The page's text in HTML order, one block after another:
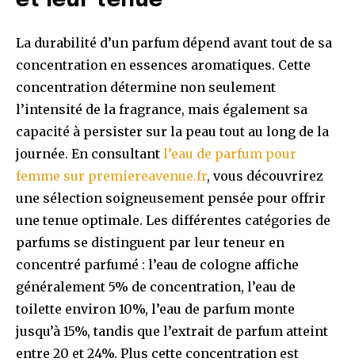
La durabilité d’un parfum dépend avant tout de sa
concentration en essences aromatiques. Cette
concentration détermine non seulement
l’intensité de la fragrance, mais également sa
capacité à persister sur la peau tout au long de la
journée. En consultant l’eau de parfum pour
femme sur premiereavenue.fr, vous découvrirez
une sélection soigneusement pensée pour offrir
une tenue optimale. Les différentes catégories de
parfums se distinguent par leur teneur en
concentré parfumé : l’eau de cologne affiche
généralement 5% de concentration, l’eau de
toilette environ 10%, l’eau de parfum monte
jusqu’à 15%, tandis que l’extrait de parfum atteint
entre 20 et 24%. Plus cette concentration est